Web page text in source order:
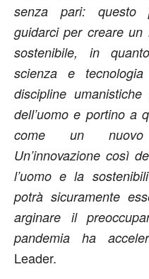
senza pari: questo
guidarci per creare un
sostenibile, in
scienza e
discipline
dell’uomo e portino a
come un nuovo
Un’innovazione così
l’uomo e la
potrà sicuramente
arginare il
pandemia ha
Leader.